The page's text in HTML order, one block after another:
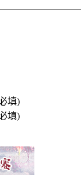
填)
填)